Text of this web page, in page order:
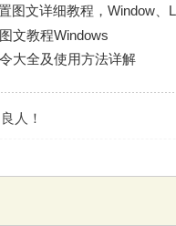
图文详细教程，Window、
文教程Windows
大全及使用方法详解
人！